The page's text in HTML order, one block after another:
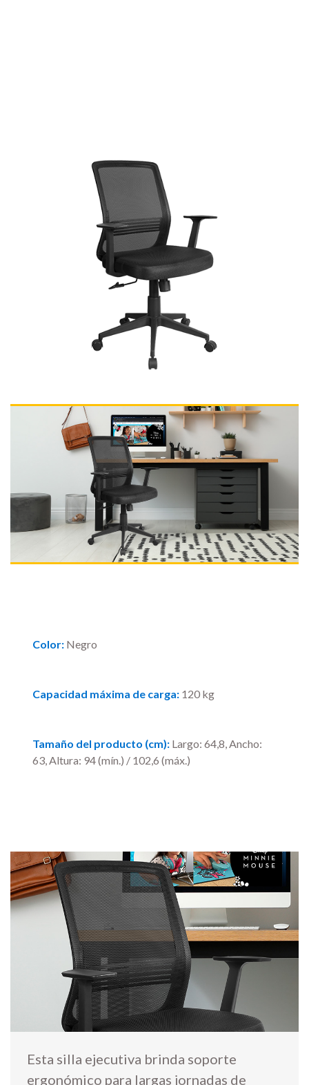
Color: Negro
Capacidad máxima de carga: 120 kg
Tamaño del producto (cm): Largo: 64,8, Ancho:
63, Altura: 94 (mín.) / 102,6 (máx.)
Esta silla ejecutiva brinda soporte
ergonómico para largas jornadas de